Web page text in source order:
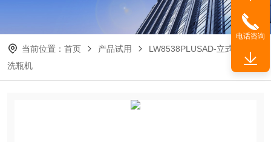
当前位置： 首页 产品试用
LW8538PLUSAD-立式玻璃瓶
洗瓶机
电话咨询